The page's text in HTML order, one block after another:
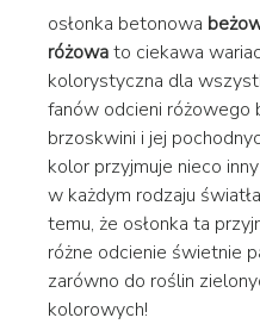
osłonka betonowa
różowato ciekawa
kolorystyczna dla
fanów odcieni różowego
brzoskwini i jej
kolor przyjmuje nieco
w każdym rodzaju
temu, że osłonka ta
różne odcienie świetnie
zarówno do roślin
kolorowych!